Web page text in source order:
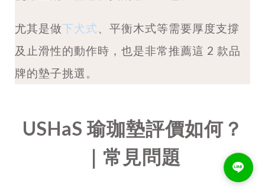
尤其是做下犬式、平衡木式等需要厚度支撐
及止滑性的動作時，也是非常推薦這 2 款品
牌的墊子挑選。
USHaS 瑜珈墊評價如何？
｜常見問題